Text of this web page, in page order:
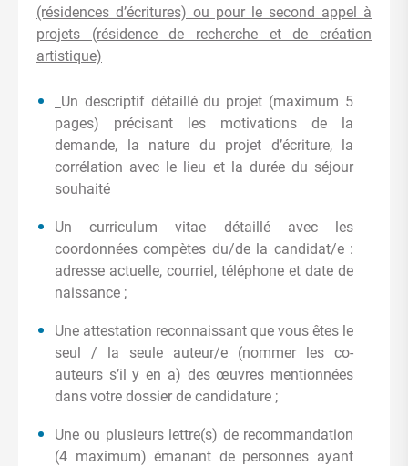
(résidences d’écritures) ou pour le second appel à
projets (résidence de recherche et de création
artistique)
Un descriptif détaillé du projet (maximum 5
pages) précisant les motivations de la
demande, la nature du projet d’écriture, la
corrélation avec le lieu et la durée du séjour
souhaité
Un curriculum vitae détaillé avec les
coordonnées compètes du/de la candidat/e :
adresse actuelle, courriel, téléphone et date de
naissance ;
Une attestation reconnaissant que vous êtes le
seul / la seule auteur/e (nommer les co-
auteurs s’il y en a) des œuvres mentionnées
dans votre dossier de candidature ;
Une ou plusieurs lettre(s) de recommandation
(4 maximum) émanant de personnes ayant